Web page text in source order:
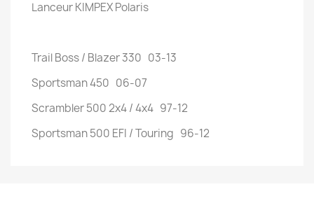
Lanceur KIMPEX Polaris
Trail Boss / Blazer 330 03-13
Sportsman 450 06-07
Scrambler 500 2x4 / 4x4 97-12
Sportsman 500 EFI / Touring 96-12